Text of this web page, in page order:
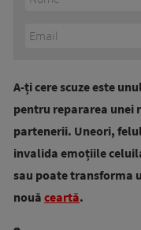
A-ți cere scuze este
pentru repararea unei
partenerii. Uneori,
invalida emoțiile
sau poate transforma
nouă ceartă.